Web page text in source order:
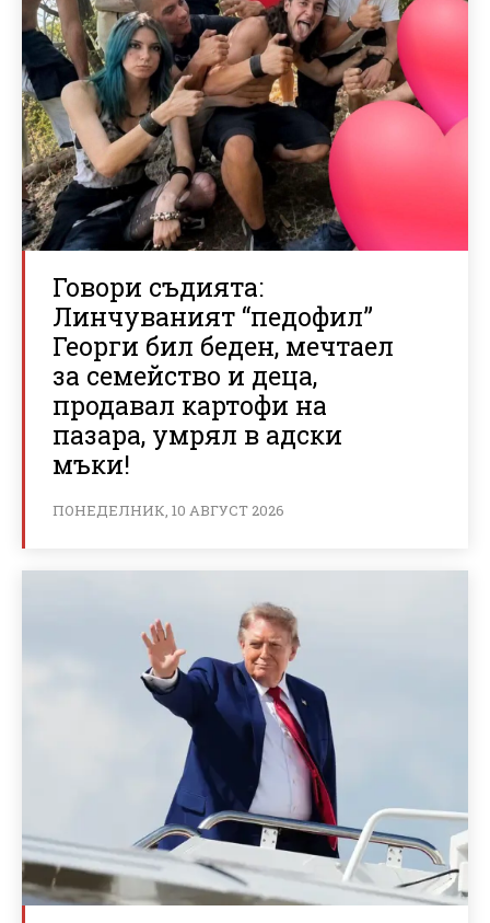
Говори съдията:
Линчуваният “педофил”
Георги бил беден, мечтаел
за семейство и деца,
продавал картофи на
пазара, умрял в адски
мъки!
ПОНЕДЕЛНИК, 10 АВГУСТ 2026